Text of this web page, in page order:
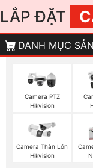
LẮP ĐẶT
DANH MỤC
Camera PTZ
Hikvision
Camera Thân Lớn
Hikvision